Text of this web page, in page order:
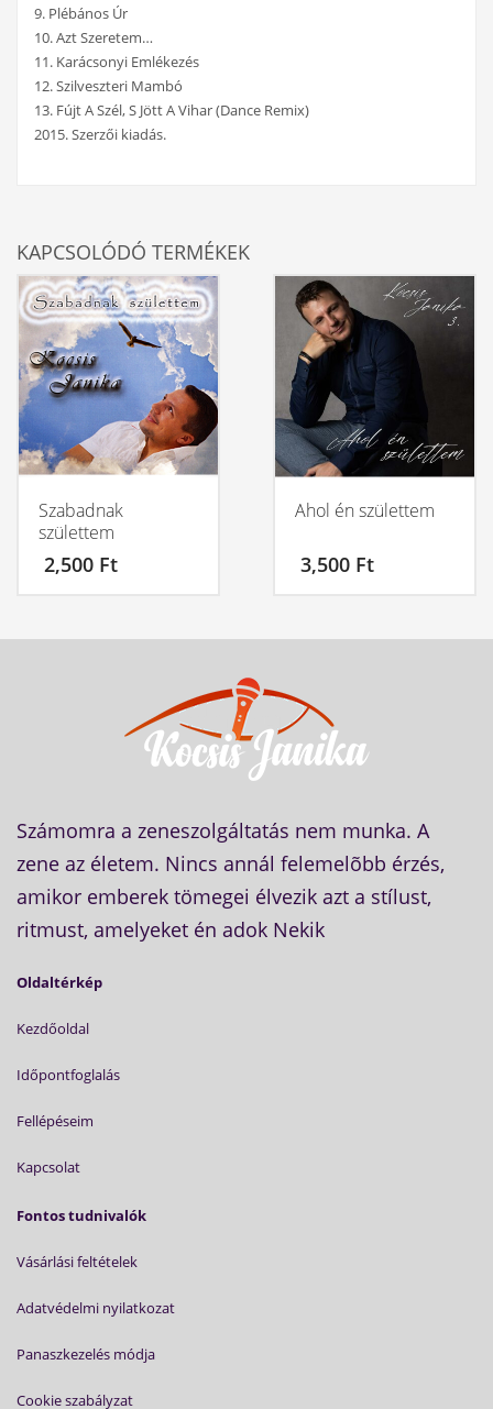
9. Plébános Úr
10. Azt Szeretem…
11. Karácsonyi Emlékezés
12. Szilveszteri Mambó
13. Fújt A Szél, S Jött A Vihar (Dance Remix)
2015. Szerzői kiadás.
KAPCSOLÓDÓ TERMÉKEK
Szabadnak
születtem
2,500 Ft
Ahol én születtem
3,500 Ft
Számomra a zeneszolgáltatás nem munka. A
zene az életem. Nincs annál felemelõbb érzés,
amikor emberek tömegei élvezik azt a stílust,
ritmust, amelyeket én adok Nekik
Oldaltérkép
Kezdőoldal
Időpontfoglalás
Fellépéseim
Kapcsolat
Fontos tudnivalók
Vásárlási feltételek
Adatvédelmi nyilatkozat
Panaszkezelés módja
Cookie szabályzat